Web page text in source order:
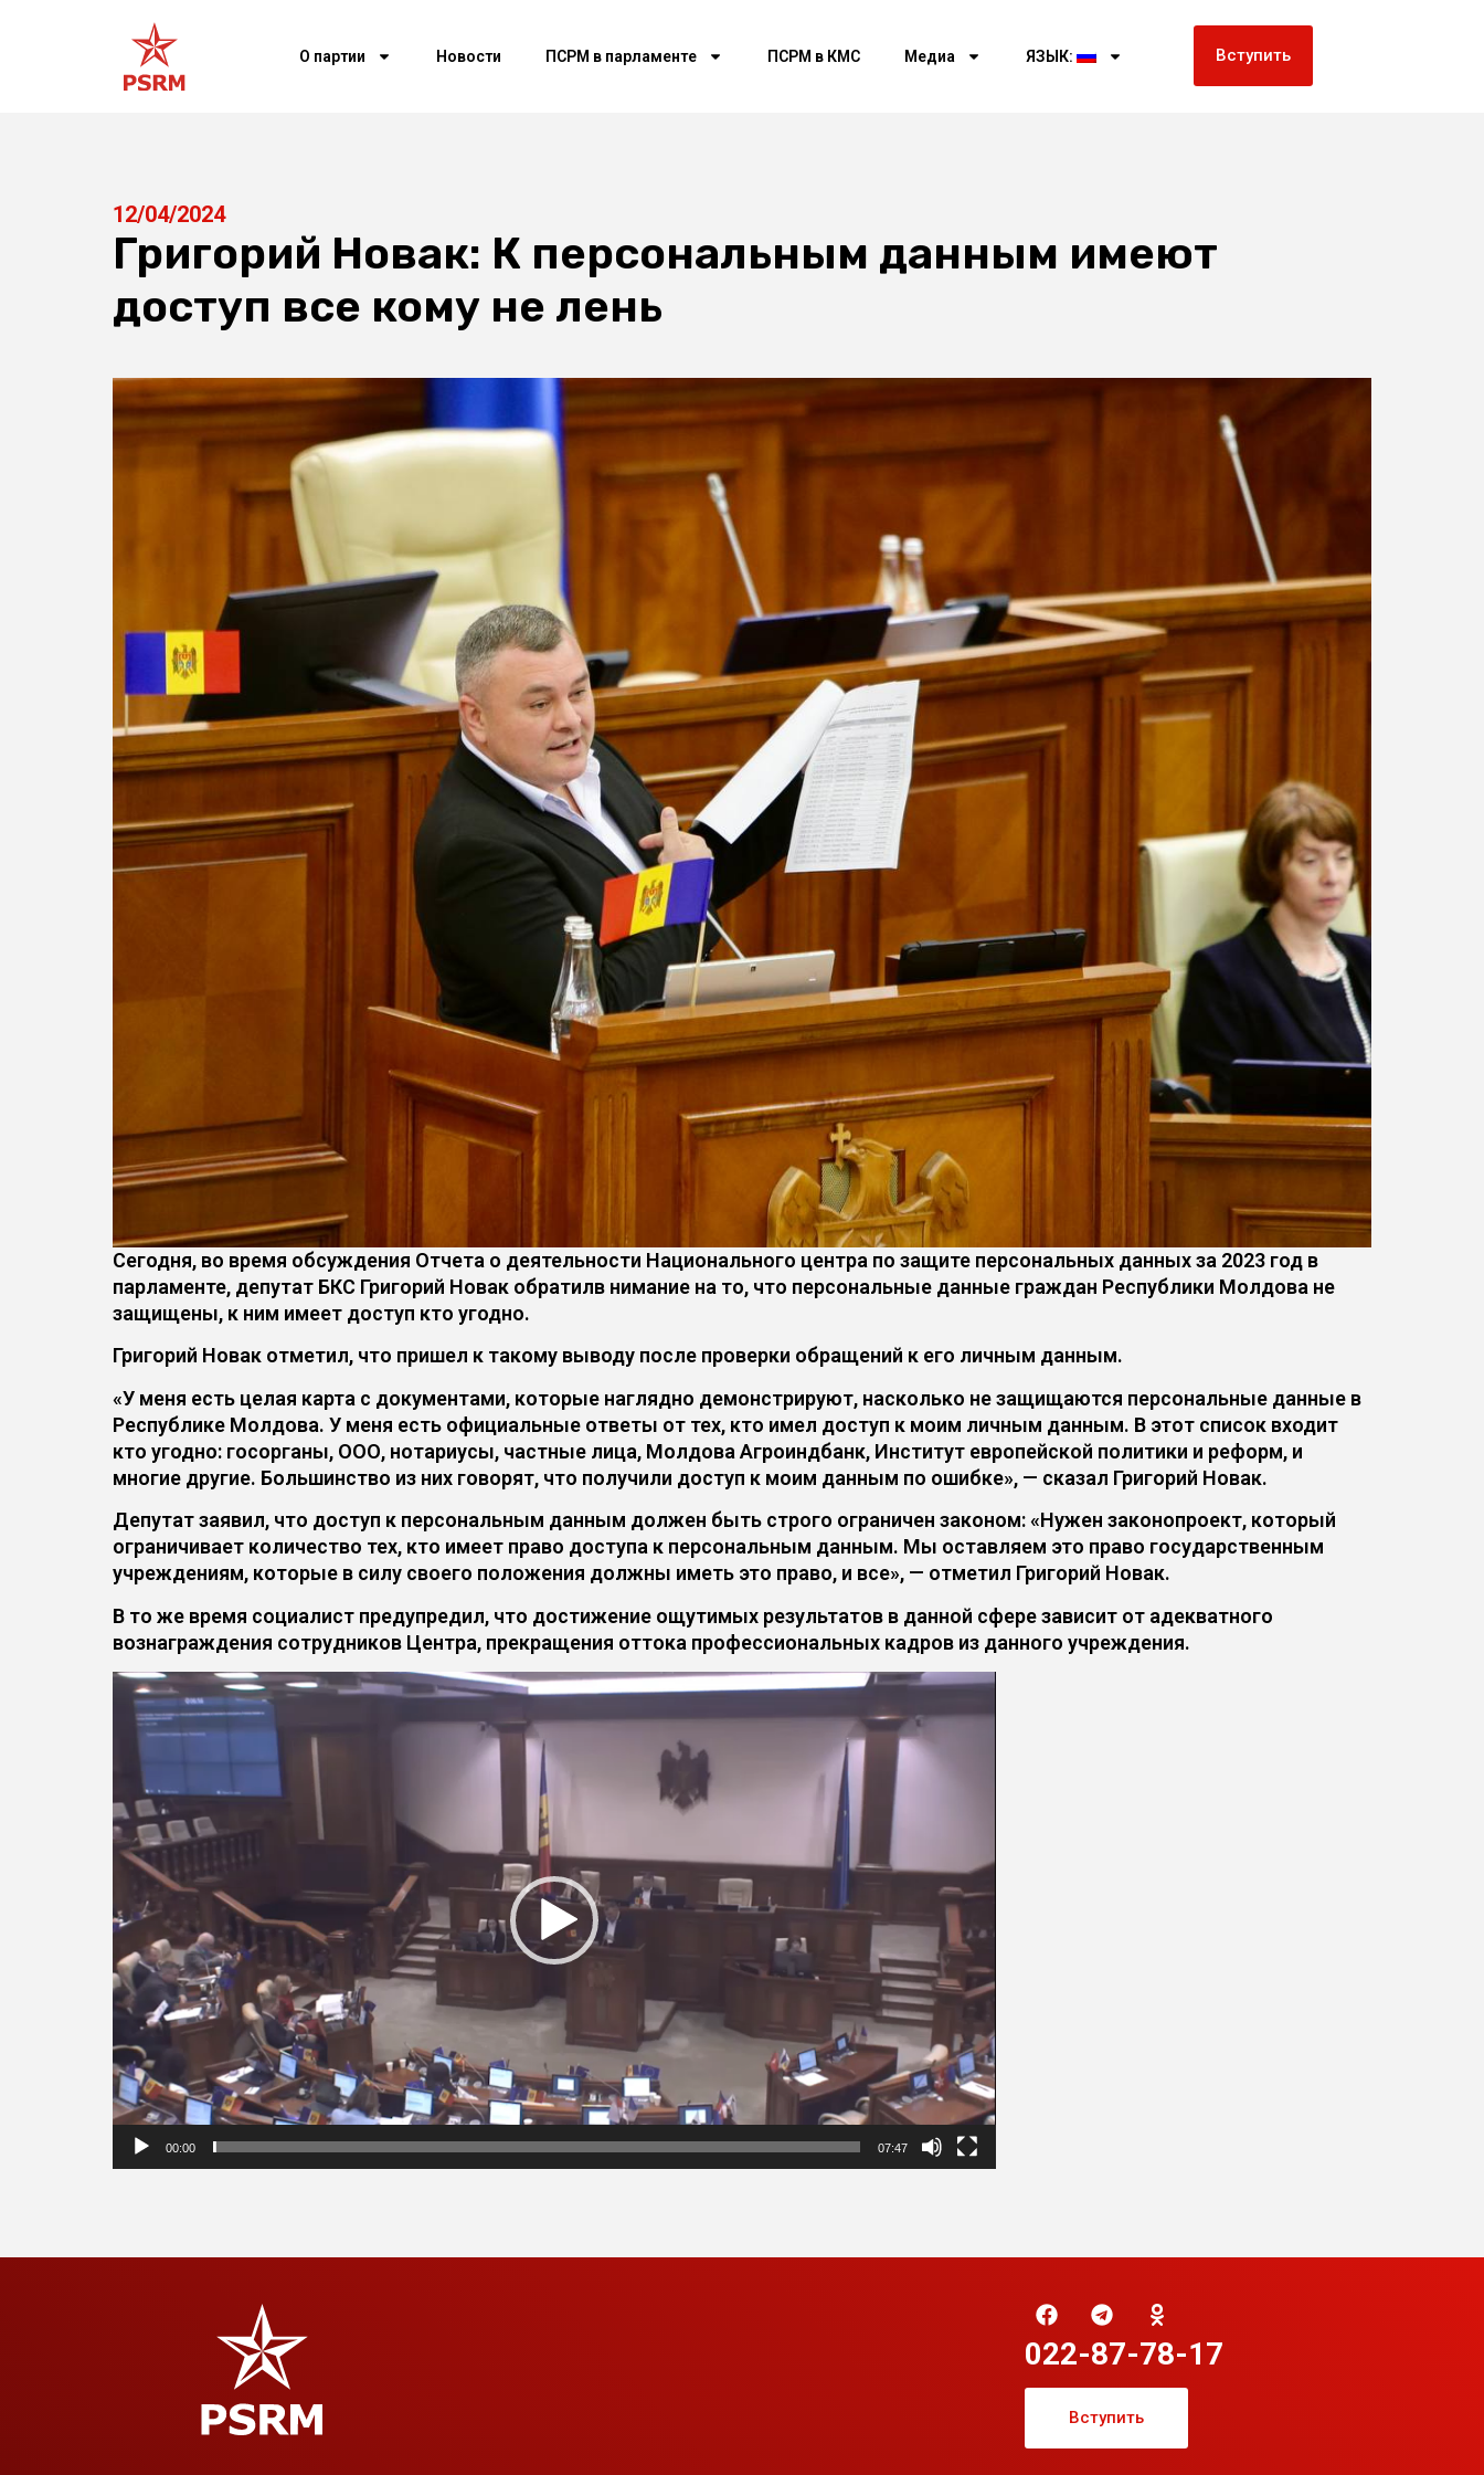
О партии Новости ПСРМ в парламенте ПСРМ в КМС Медиа ЯЗЫК: Вступить
12/04/2024
Григорий Новак: К персональным данным имеют
доступ все кому не лень
Сегодня, во время обсуждения Отчета о деятельности Национального центра по защите персональных данных за 2023 год в
парламенте, депутат БКС Григорий Новак обратилв нимание на то, что персональные данные граждан Республики Молдова не
защищены, к ним имеет доступ кто угодно.
Григорий Новак отметил, что пришел к такому выводу после проверки обращений к его личным данным.
«У меня есть целая карта с документами, которые наглядно демонстрируют, насколько не защищаются персональные данные в
Республике Молдова. У меня есть официальные ответы от тех, кто имел доступ к моим личным данным. В этот список входит
кто угодно: госорганы, ООО, нотариусы, частные лица, Молдова Агроиндбанк, Институт европейской политики и реформ, и
многие другие. Большинство из них говорят, что получили доступ к моим данным по ошибке», — сказал Григорий Новак.
Депутат заявил, что доступ к персональным данным должен быть строго ограничен законом: «Нужен законопроект, который
ограничивает количество тех, кто имеет право доступа к персональным данным. Мы оставляем это право государственным
учреждениям, которые в силу своего положения должны иметь это право, и все», — отметил Григорий Новак.
В то же время социалист предупредил, что достижение ощутимых результатов в данной сфере зависит от адекватного
вознаграждения сотрудников Центра, прекращения оттока профессиональных кадров из данного учреждения.
Видеоплеер
00:00 07:47
022-87-78-17
Вступить